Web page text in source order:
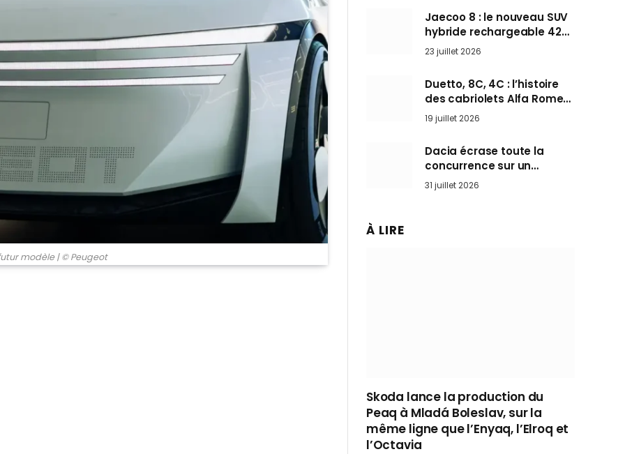
modèle| © Peugeot
Jaecoo 8 : le nouveau SUV
hybride rechargeable 428
ch qui vise l’Audi Q7 arrive
en Europe cet automne
23 juillet 2026
Duetto, 8C, 4C : l’histoire
des cabriolets Alfa Romeo,
ces Spider qui ont défini
l’art de rouler cheveux au
vent
19 juillet 2026
Dacia écrase toute la
concurrence sur un
marché où personne ne
l’attendait
31 juillet 2026
À LIRE
Skoda lance la production du
Peaq à Mladá Boleslav, sur la
même ligne que l’Enyaq, l’Elroq et
l’Octavia